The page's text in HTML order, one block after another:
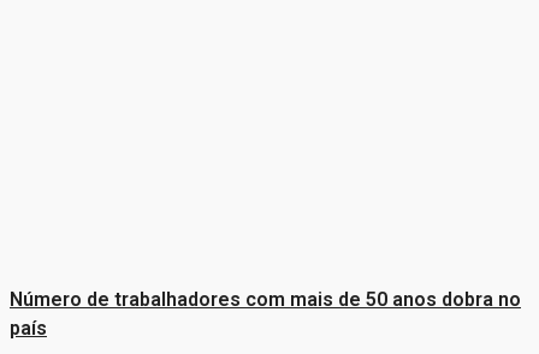
Número de trabalhadores com mais de 50 anos dobra no
país